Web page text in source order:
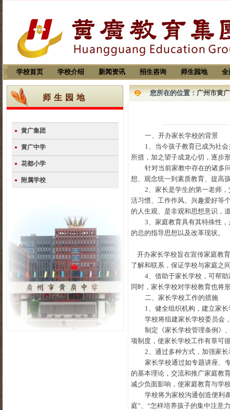
学校首页 学校介绍 新闻资讯 招生咨询 师生园地 全
师生园地
黄广集团
黄广中学
花都小学
附属学校
您所在的位置：广州市黄
一、开办家长学校的背景
1、当今孩子教育已成为社
所措，加之望子成龙心切，逐步
针对当前家教中存在的诸多
想、观念统一到素质教育、提高
2、家长是学生的第一老师
活习惯、工作作风、兴趣爱好等
的人生观、是非观和思想意识，
3、家庭教育具有其特殊性
的总的指导思想以及改革现状。
开办家长学校旨在宣传家庭教
了解和联系，保证学校与家庭之
4、借助于家长学校，可帮
同时，家长学校对学校教育也将
二、家长学校工作的措施
1、健全组织机构，建立家
学校将组建家长学校委员会
制定《家长学校管理条例》
项制度，使家长学校工作有章可
2、通过多种方式，加强家
家长学校通过如专题讲座、
的基本理论，交流和推广家庭教
减少负面影响，使家庭教育与学
学校将为家校沟通创造便利
庭”、“怎样培养孩子的集中注意